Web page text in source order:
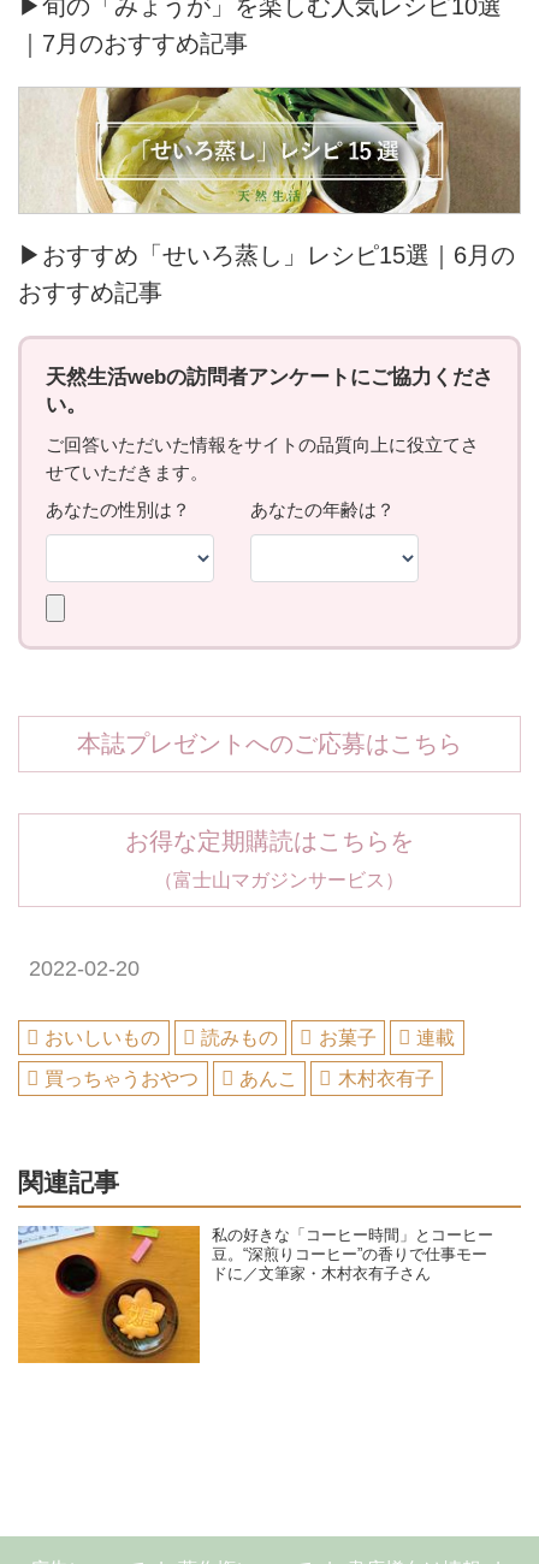
▶旬の「みょうが」を楽しむ人気レシピ10選
｜7月のおすすめ記事
▶おすすめ「せいろ蒸し」レシピ15選｜6月の
おすすめ記事
本誌プレゼントへのご応募はこちら
お得な定期購読はこちらを
（富士山マガジンサービス）
2022-02-20
おいしいもの 読みもの お菓子
連載
買っちゃうおやつ
あんこ 木村衣有子
関連記事
私の好きな「コーヒー時間」とコーヒー
豆。“深煎りコーヒー”の香りで仕事モー
ドに／文筆家・木村衣有子さん